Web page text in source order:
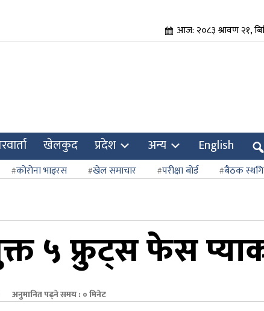
आज: २०८३ श्रावण २१,
खेलकुद प्रदेश अन्य English
कोरोना भाइरस खेल समाचार परीक्षा बोर्ड बैठक
५ फ्रुट्स फेस
अनुमानित पढ्ने समय : ० मिनेट